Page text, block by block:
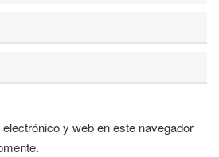
y web en este navegador